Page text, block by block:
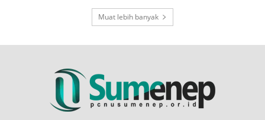
Muat lebih banyak